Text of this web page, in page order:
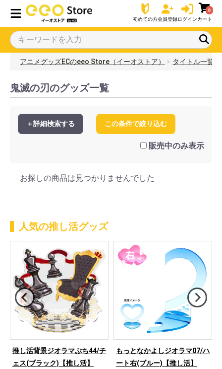
初めての方会員登録ログイン
0
カート
アニメグッズECのeeo Store（イーオストア） タイトル一覧
鬼滅の刃のグッズ一覧
＋詳細検索する この条件で絞り込む
販売中のみ表示
お探しの商品は見つかりませんでした
人気の推し活グッズ
推し活背景ジオラマぷち44/チ
ェス(ブラック)【推し活】
もっとなかよしジオラマ07/ハ
ート右(ブルー)【推し活】